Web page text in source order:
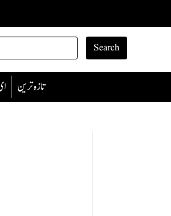
Search
تازہ ترین